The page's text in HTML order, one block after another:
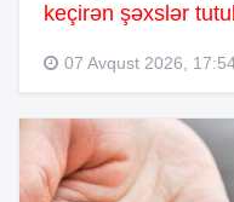
keçirən şəxslər
07 Avqust 2026,